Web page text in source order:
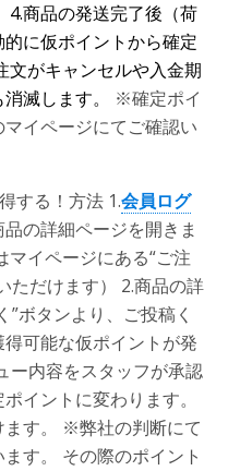
4.商品の発送完了後（荷
に仮ポイントから確定
文がキャンセルや入金期
滅します。
※確定ポイ
イページにてご確認い
する！方法 1.会員ログ
の詳細ページを開きま
イページにある“ご注
ただけます） 2.商品の詳
ボタンより、ご投稿く
可能な仮ポイントが発
ー内容をスタッフが承認
イントに変わります。
ます。 ※弊社の判断にて
す。 その際のポイント